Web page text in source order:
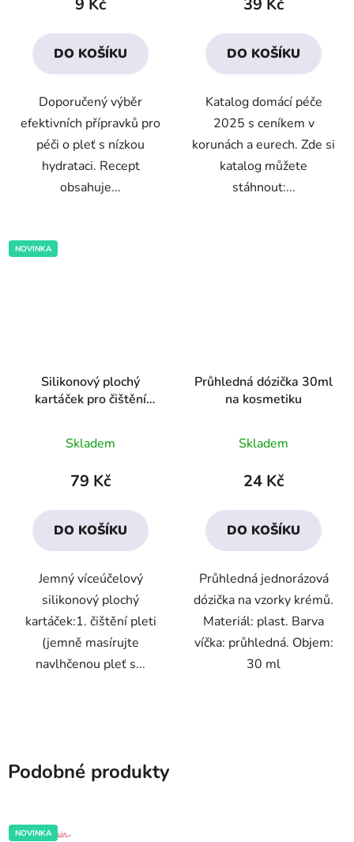
4,2
z
hvězdiček.
9 Kč
DO KOŠÍKU
Doporučený výběr
efektivních přípravků pro
péči o pleť s nízkou
hydrataci. Recept
obsahuje...
4,8
z
hvězdiček.
39 Kč
DO KOŠÍKU
Katalog domácí péče
2025 s ceníkem v
korunách a eurech. Zde si
katalog můžete
stáhnout:...
NOVINKA
Silikonový plochý
kartáček pro čištění
hodnocení
produktu
3,3
z
hvězdiček.
Skladem
79 Kč
DO KOŠÍKU
Jemný víceúčelový
silikonový plochý
kartáček:1. čištění pleti
(jemně masírujte
navlhčenou pleť s...
Průhledná dózička 30ml
na kosmetiku
Skladem
24 Kč
DO KOŠÍKU
Průhledná jednorázová
dózička na vzorky krémů.
Materiál: plast. Barva
víčka: průhledná. Objem:
30 ml
Podobné produkty
NOVINKA